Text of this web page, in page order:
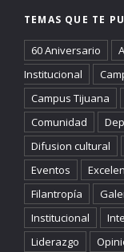
TEMAS QUE TE
60 Aniversario
Institucional
Campus Tijuana
Comunidad
Difusion cultural
Eventos
Filantropía
Institucional
Liderazgo